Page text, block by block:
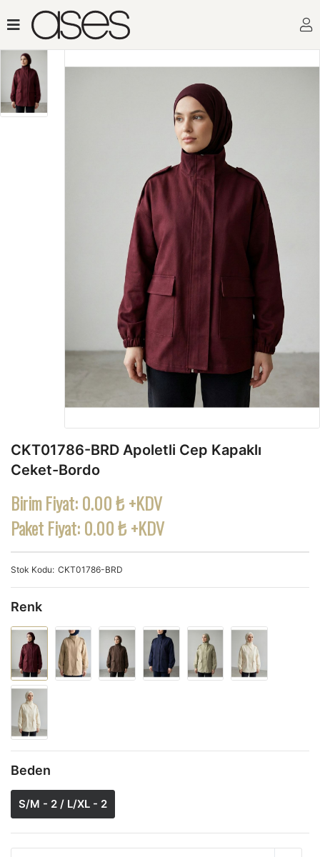
CKT01786-BRD Apoletli Cep Kapaklı
Ceket-Bordo
Birim Fiyat:0.00 ₺ +KDV
Paket Fiyat:0.00 ₺ +KDV
Stok Kodu CKT01786-BRD
Renk
Beden
S/M - 2 / L/XL - 2